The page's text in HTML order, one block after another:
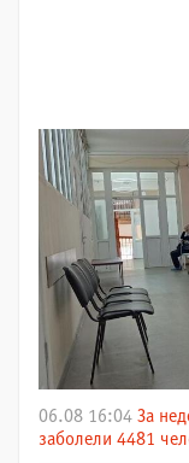
06.08 16:04 За
заболели 4481